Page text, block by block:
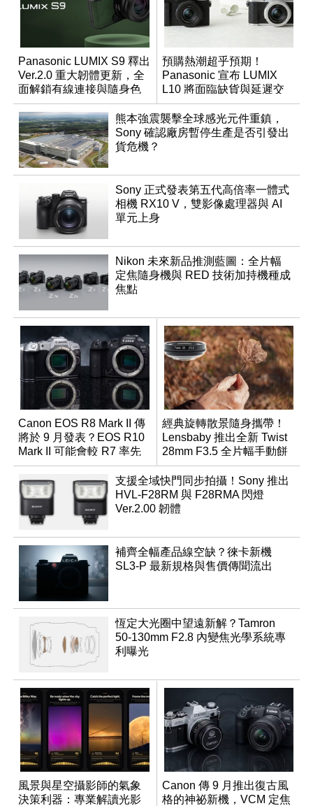
Panasonic LUMIX S9 釋出
Ver.2.0 重大韌體更新，全
面解鎖有線連接與隨身色
調編輯
預購熱潮超乎預期！
Panasonic 宣布 LUMIX
L10 將面臨缺貨與延遲交
貨時間
熊本強震襲擊全球感光元件重鎮，
Sony 確認廠房暫停生產是否引發出
貨危機？
Sony 正式發表第五代高倍率一體式
相機 RX10 V，雙影像處理器與 AI
單元上身
Nikon 未來新品推測藍圖：全片幅
定焦隨身機與 RED 技術加持機種成
焦點
Canon EOS R8 Mark II 傳
將於 9 月發表？EOS R10
Mark II 可能會較 R7 率先
推出
經典旋轉散景隨身攜帶！
Lensbaby 推出全新 Twist
28mm F3.5 全片幅手動餅
乾鏡
支援全域快門同步拍攝！Sony 推出
HVL-F28RM 與 F28RMA 閃燈
Ver.2.00 韌體
補齊全幅產品線空缺？徠卡新機
SL3-P 最新規格與售價傳聞流出
恆定大光圈中望遠新解？Tamron
50-130mm F2.8 內變焦光學系統專
利曝光
風景與星空攝影師的氣象
決策利器：專業解讀光影
Canon 傳 9 月推出復古風
格的神祕新機，VCM 定焦